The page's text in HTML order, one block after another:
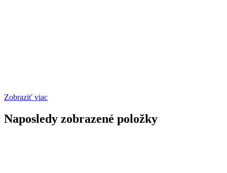
Zobraziť viac
Naposledy zobrazené položky